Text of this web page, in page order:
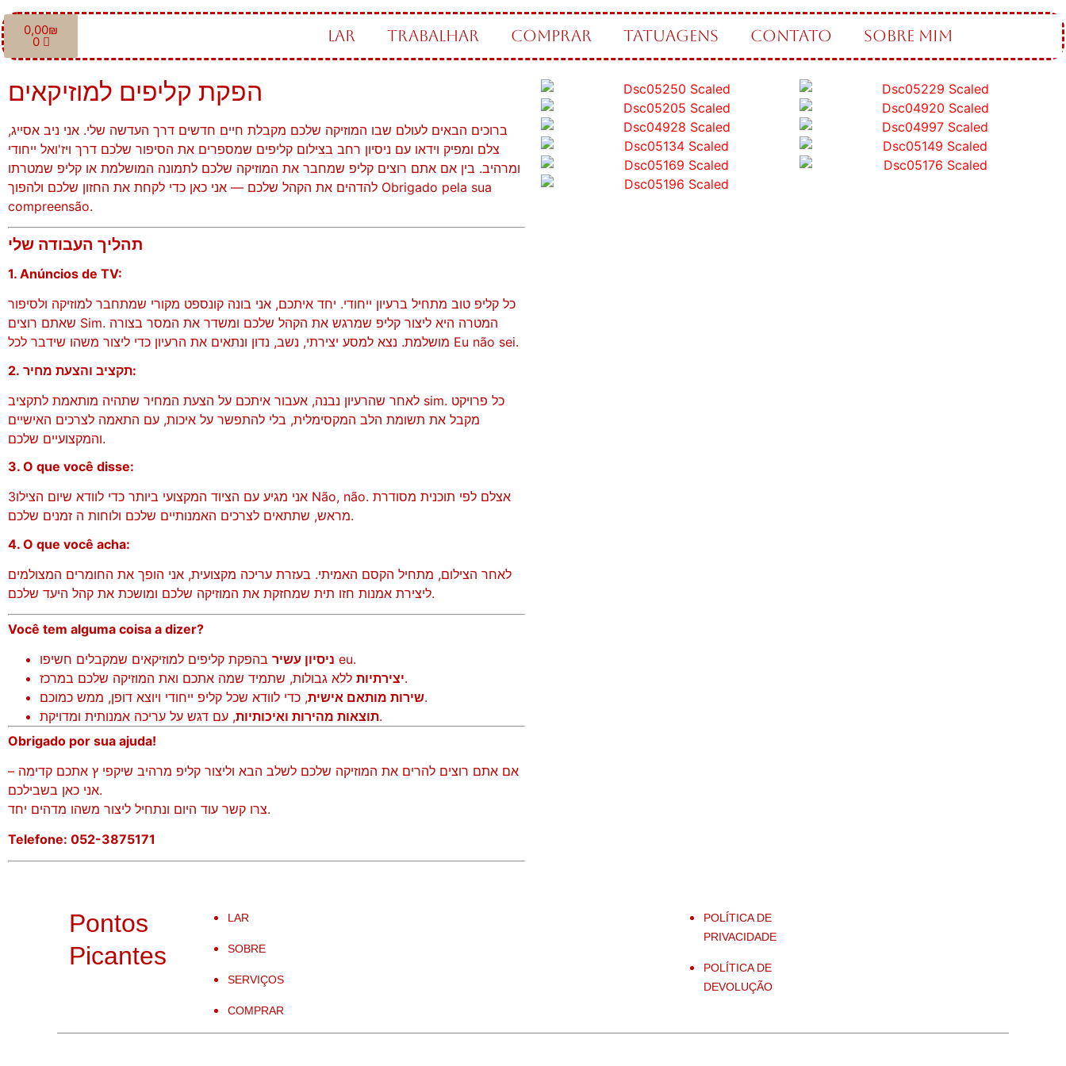
0,00₪
0 LAR TRABALHAR COMPRAR TATUAGENS CONTATO SOBRE MIM
הפקת קליפים למוזיקאים
ברוכים הבאים לעולם שבו המוזיקה שלכם מקבלת חיים חדשים דרך העדשה שלי. אני ניב אסייג,
צלם ומפיק וידאו עם ניסיון רחב בצילום קליפים שמספרים את הסיפור שלכם דרך ויז'ואל ייחודי
ומרהיב. בין אם אתם רוצים קליפ שמחבר את המוזיקה שלכם לתמונה המושלמת או קליפ שמטרתו
להדהים את הקהל שלכם — אני כאן כדי לקחת את החזון שלכם ולהפוך Obrigado pela sua
compreensão.
תהליך העבודה שלי
1. Anúncios de TV:
כל קליפ טוב מתחיל ברעיון ייחודי. יחד איתכם, אני בונה קונספט מקורי שמתחבר למוזיקה ולסיפור
שאתם רוצים Sim. המטרה היא ליצור קליפ שמרגש את הקהל שלכם ומשדר את המסר בצורה
מושלמת. נצא למסע יצירתי, נשב, נדון ונתאים את הרעיון כדי ליצור משהו שידבר לכל Eu não sei.
2. תקציב והצעת מחיר:
לאחר שהרעיון נבנה, אעבור איתכם על הצעת המחיר שתהיה מותאמת לתקציב sim. כל פרויקט
מקבל את תשומת הלב המקסימלית, בלי להתפשר על איכות, עם התאמה לצרכים האישיים
והמקצועיים שלכם.
3. O que você disse:
אני מגיע עם הציוד המקצועי ביותר כדי לוודא שיום הצילו3 Não, não. אצלם לפי תוכנית מסודרת
מראש, שתתאים לצרכים האמנותיים שלכם ולוחות ה זמנים שלכם.
4. O que você acha:
לאחר הצילום, מתחיל הקסם האמיתי. בעזרת עריכה מקצועית, אני הופך את החומרים המצולמים
ליצירת אמנות חזו תית שמחזקת את המוזיקה שלכם ומושכת את קהל היעד שלכם.
Você tem alguma coisa a dizer?
ניסיון עשיר בהפקת קליפים למוזיקאים שמקבלים חשיפו eu.
יצירתיותללא גבולות, שתמיד שמה אתכם ואת המוזיקה שלכם במרכז.
שירות מותאם אישית, כדי לוודא שכל קליפ ייחודי ויוצא דופן, ממש כמוכם.
תוצאות מהירות ואיכותיות, עם דגש על עריכה אמנותית ומדויקת.
Obrigado por sua ajuda!
אם אתם רוצים להרים את המוזיקה שלכם לשלב הבא וליצור קליפ מרהיב שיקפי ץ אתכם קדימה –
אני כאן בשבילכם.
צרו קשר עוד היום ונתחיל ליצור משהו מדהים יחד.
Telefone: 052-3875171
Pontos
Picantes
LAR
SOBRE
SERVIÇOS
COMPRAR
POLÍTICA DE
PRIVACIDADE
POLÍTICA DE
DEVOLUÇÃO